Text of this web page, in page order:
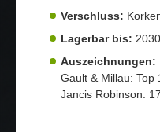
Verschluss:
Lagerbar bis: 2030
Auszeichnungen:
Gault & Millau: Top
Jancis Robinson: 17